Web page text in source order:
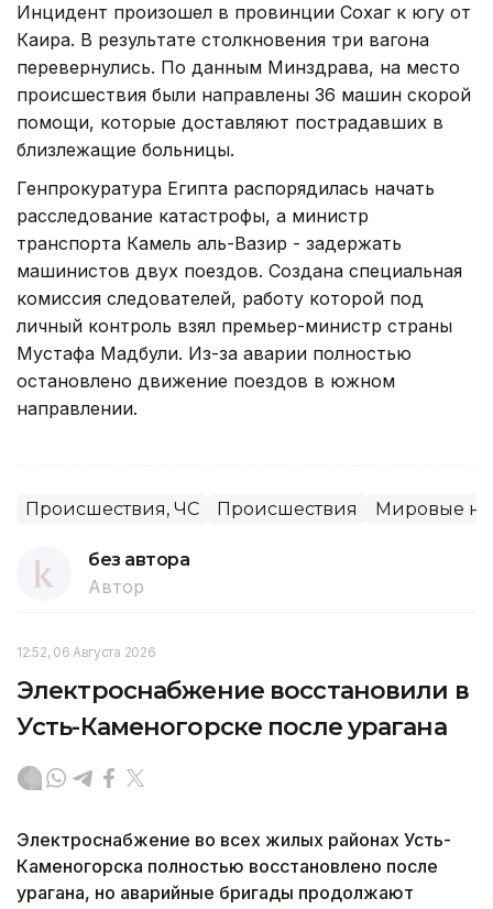
Инцидент произошел в провинции Сохаг к югу от
Каира. В результате столкновения три вагона
перевернулись. По данным Минздрава, на место
происшествия были направлены 36 машин скорой
помощи, которые доставляют пострадавших в
близлежащие больницы.
Генпрокуратура Египта распорядилась начать
расследование катастрофы, а министр
транспорта Камель аль-Вазир - задержать
машинистов двух поездов. Создана специальная
комиссия следователей, работу которой под
личный контроль взял премьер-министр страны
Мустафа Мадбули. Из-за аварии полностью
остановлено движение поездов в южном
направлении.
Происшествия, ЧС Происшествия Мировые
без автора
Автор
12:52, 06 Августа 2026
Электроснабжение восстановили в
Усть-Каменогорске после урагана
Электроснабжение во всех жилых районах Усть-
Каменогорска полностью восстановлено после
урагана, но аварийные бригады продолжают